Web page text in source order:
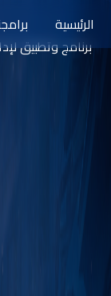
الرئيسية
برنامج وتطبيق